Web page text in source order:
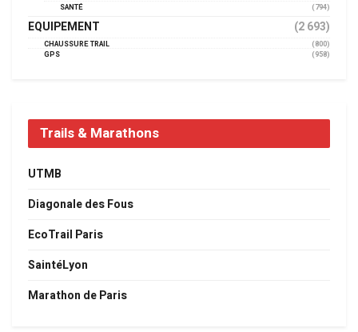
SANTÉ
(794)
EQUIPEMENT (2 693)
CHAUSSURE TRAIL
(800)
GPS
(958)
Trails & Marathons
UTMB
Diagonale des Fous
EcoTrail Paris
SaintéLyon
Marathon de Paris